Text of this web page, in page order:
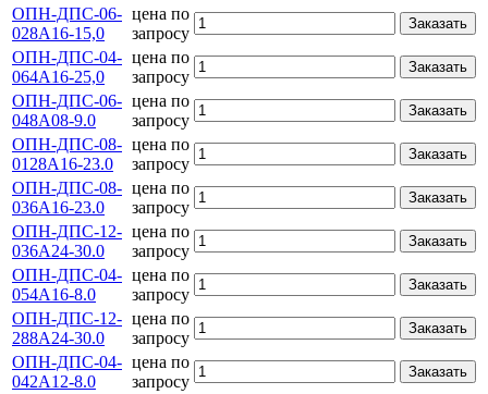
ОПН-ДПС-06-
028А16-15,0
цена по
запросу
Заказать
ОПН-ДПС-04-
064А16-25,0
цена по
запросу
Заказать
ОПН-ДПС-06-
048А08-9.0
цена по
запросу
Заказать
ОПН-ДПС-08-
0128А16-23.0
цена по
запросу
Заказать
ОПН-ДПС-08-
036А16-23.0
цена по
запросу
Заказать
ОПН-ДПС-12-
036А24-30.0
цена по
запросу
Заказать
ОПН-ДПС-04-
054А16-8.0
цена по
запросу
Заказать
ОПН-ДПС-12-
288А24-30.0
цена по
запросу
Заказать
ОПН-ДПС-04-
042А12-8.0
цена по
запросу
Заказать